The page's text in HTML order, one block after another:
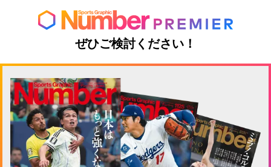
ぜひご検討ください！